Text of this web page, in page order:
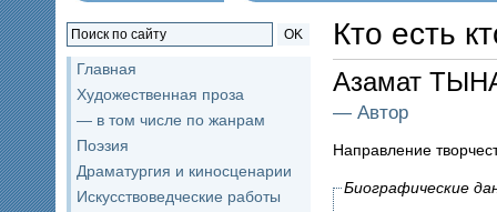
OK
Главная
Художественная проза
— в том числе по жанрам
Поэзия
Драматургия и киносценарии
Искусствоведческие работы
Кто есть
Азамат
— Автор
Направление
Биографические